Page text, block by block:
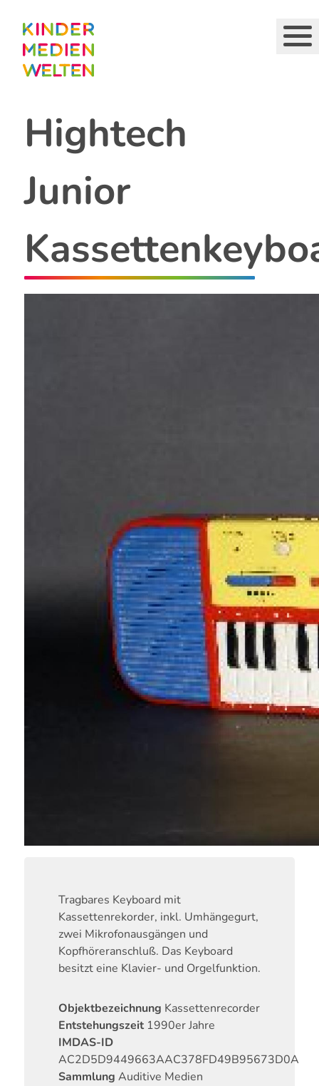
Inhalt
Hightech
Junior
Tragbares Keyboard mit
Kassettenrekorder, inkl. Umhängegurt,
zwei Mikrofonausgängen und
Kopfhöreranschluß. Das Keyboard
besitzt eine Klavier- und Orgelfunktion.
Objektbezeichnung Kassettenrecorder
Entstehungszeit 1990er Jahre
IMDAS-ID
AC2D5D9449663AAC378FD49B95673D0A
Sammlung Auditive Medien